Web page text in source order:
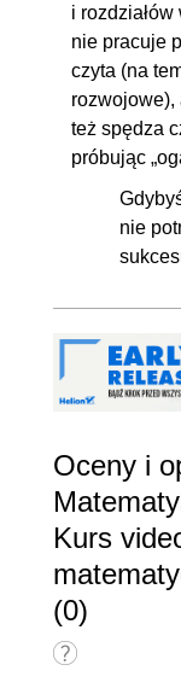
i
nie pracuje
czyta (na
też spędza
próbując
nie
Oceny i
Kurs
(0)